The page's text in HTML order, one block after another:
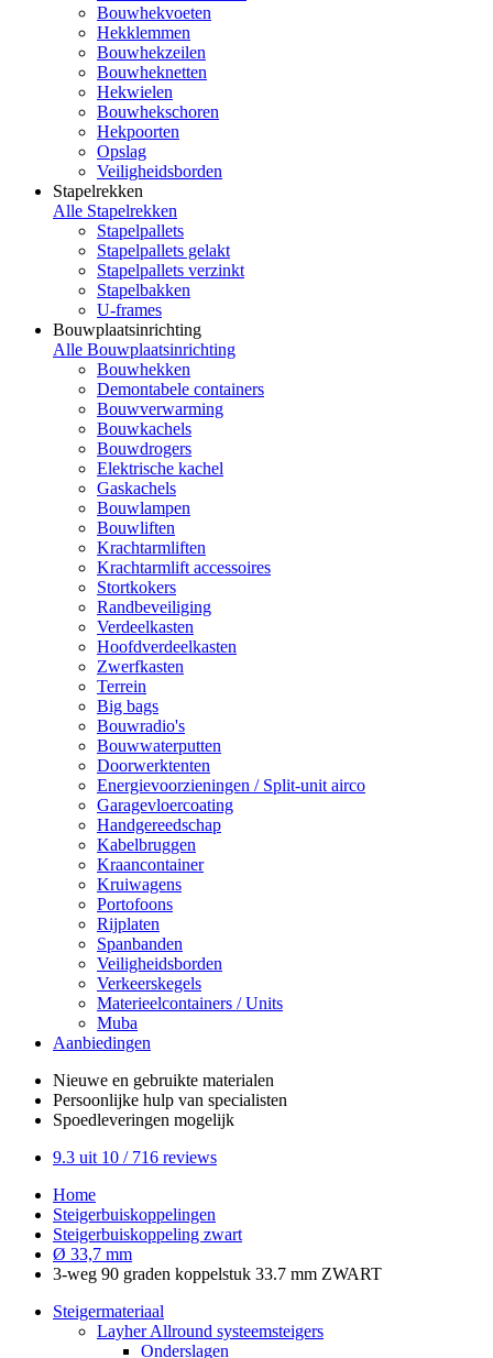
Bouwhekvoeten
Hekklemmen
Bouwhekzeilen
Bouwheknetten
Hekwielen
Bouwhekschoren
Hekpoorten
Opslag
Veiligheidsborden
Stapelrekken
Alle Stapelrekken
Stapelpallets
Stapelpallets gelakt
Stapelpallets verzinkt
Stapelbakken
U-frames
Bouwplaatsinrichting
Alle Bouwplaatsinrichting
Bouwhekken
Demontabele containers
Bouwverwarming
Bouwkachels
Bouwdrogers
Elektrische kachel
Gaskachels
Bouwlampen
Bouwliften
Krachtarmliften
Krachtarmlift accessoires
Stortkokers
Randbeveiliging
Verdeelkasten
Hoofdverdeelkasten
Zwerfkasten
Terrein
Big bags
Bouwradio's
Bouwwaterputten
Doorwerktenten
Energievoorzieningen / Split-unit airco
Garagevloercoating
Handgereedschap
Kabelbruggen
Kraancontainer
Kruiwagens
Portofoons
Rijplaten
Spanbanden
Veiligheidsborden
Verkeerskegels
Materieelcontainers / Units
Muba
Aanbiedingen
Nieuwe en gebruikte materialen
Persoonlijke hulp van specialisten
Spoedleveringen mogelijk
9.3 uit 10 / 716 reviews
Home
Steigerbuiskoppelingen
Steigerbuiskoppeling zwart
Ø 33,7 mm
3-weg 90 graden koppelstuk 33.7 mm ZWART
Steigermateriaal
Layher Allround systeemsteigers
Onderslagen